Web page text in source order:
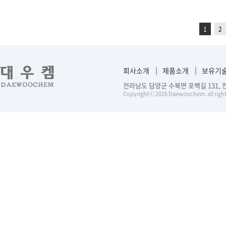
1 2
회사소개 제품소개 보유기
전라남도 담양군 수북면 포백길
Copyrightⓒ 2016 Daewoochem. all